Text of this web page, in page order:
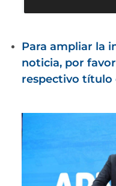
Para ampliar la
noticia, por
respectivo título